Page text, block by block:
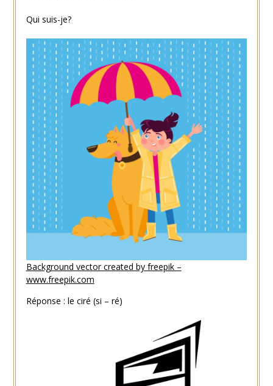
Qui suis-je?
Background vector created by freepik –
www.freepik.com
Réponse : le ciré (si – ré)